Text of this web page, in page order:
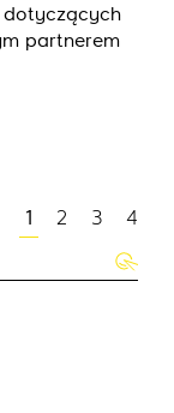
dotyczących
partnerem
1 2 3 4